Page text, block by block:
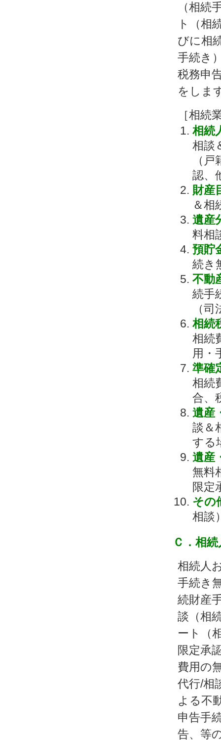
（相続
ト（相
びに相
手続き
税務申
をしま
［相続
相続
相談
（
認、
財産
＆相
遺産
料相
預貯
続き
不動
続手
（
相続
相続
用・
準確
相続
合、
遺産
談＆
する
遺産
無料
限定
その
相談
Ｃ．相
相続人
手続き
続財産
談（相
ート（
限定承
費用の
代行/相
よる不
申告手
告、等